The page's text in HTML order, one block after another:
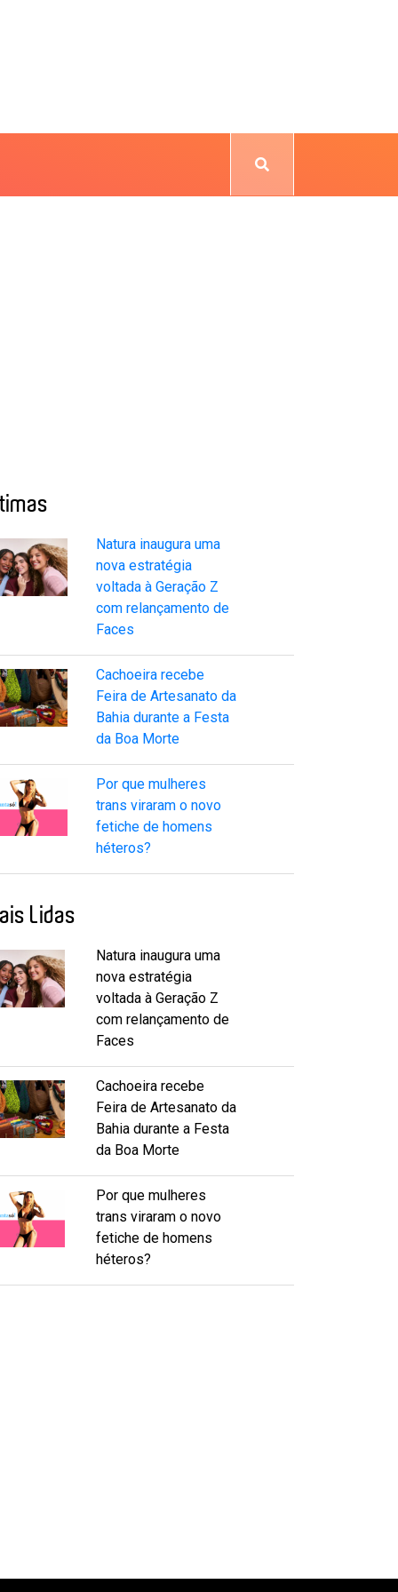
Natura inaugura uma
nova estratégia
voltada à Geração Z
com relançamento de
Faces
Cachoeira recebe
Feira de Artesanato da
Bahia durante a Festa
da Boa Morte
Por que mulheres
trans viraram o novo
fetiche de homens
héteros?
Lidas
Natura inaugura uma
nova estratégia
voltada à Geração Z
com relançamento de
Faces
Cachoeira recebe
Feira de Artesanato da
Bahia durante a Festa
da Boa Morte
Por que mulheres
trans viraram o novo
fetiche de homens
héteros?